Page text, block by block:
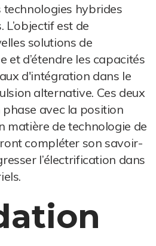
technologies hybrides
L’objectif est de
solutions de
et d’étendre les capacités
d'intégration dans le
alternative. Ces deux
avec la position
matière de technologie de
compléter son savoir-
l’électrification dans